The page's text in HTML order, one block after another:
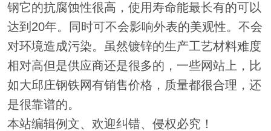
钢它的抗腐蚀性很高，使用寿命能最长有的可以
达到 20年。同时可不会影响外表的美观性。不会
对环境造成污染。虽然镀锌的生产工艺材料难度
相对高但是供应商还是很多的，一些网站上，比
如大邱庄钢铁网有销售价格，质量都很合理，还
是很靠谱的。
本站编辑例文、欢迎纠错、侵权必究！